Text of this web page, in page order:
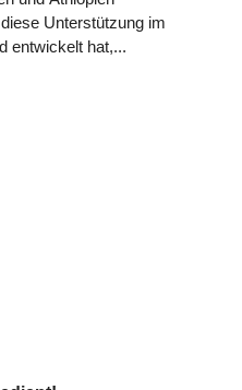
Unterstützung im
entwickelt hat,...